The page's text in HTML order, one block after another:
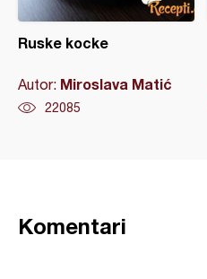
Ruske kocke
Autor: Miroslava Matić
22085
Komentari